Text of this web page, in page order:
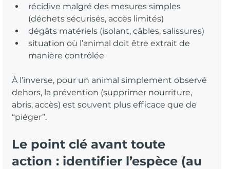
récidive malgré des mesures simples
(déchets sécurisés, accès limités)
dégâts matériels (isolant, câbles, salissures)
situation où l’animal doit être extrait de
manière contrôlée
À l’inverse, pour un animal simplement observé
dehors, la prévention (supprimer nourriture,
abris, accès) est souvent plus efficace que de
“piéger”.
Le point clé avant toute
action : identifier l’espèce (au